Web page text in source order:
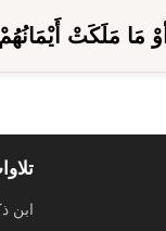
مَا مَلَكَتْ
ابن